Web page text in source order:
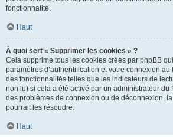
fonctionnalité.
Haut
À quoi sert « Supprimer les cookies » ?
Cela supprime tous les cookies créés par phpBB
paramètres d’authentification et votre connexion au
des fonctionnalités telles que les indicateurs de
non lu) si cela a été activé par un administrateur du
des problèmes de connexion ou de déconnexion,
pourrait les résoudre.
Haut